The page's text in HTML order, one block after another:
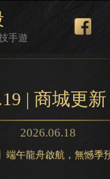
手遊
| 商城更新
2026.06.18
端午龍舟啟航，無憾季